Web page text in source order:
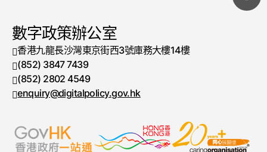
數字政策辦公室
香港九龍長沙灣東京街西3號庫務大樓14樓
電話號碼
(852) 3847 7439
傳真號碼
(852) 2802 4549
enquiry@digitalpolicy.gov.hk